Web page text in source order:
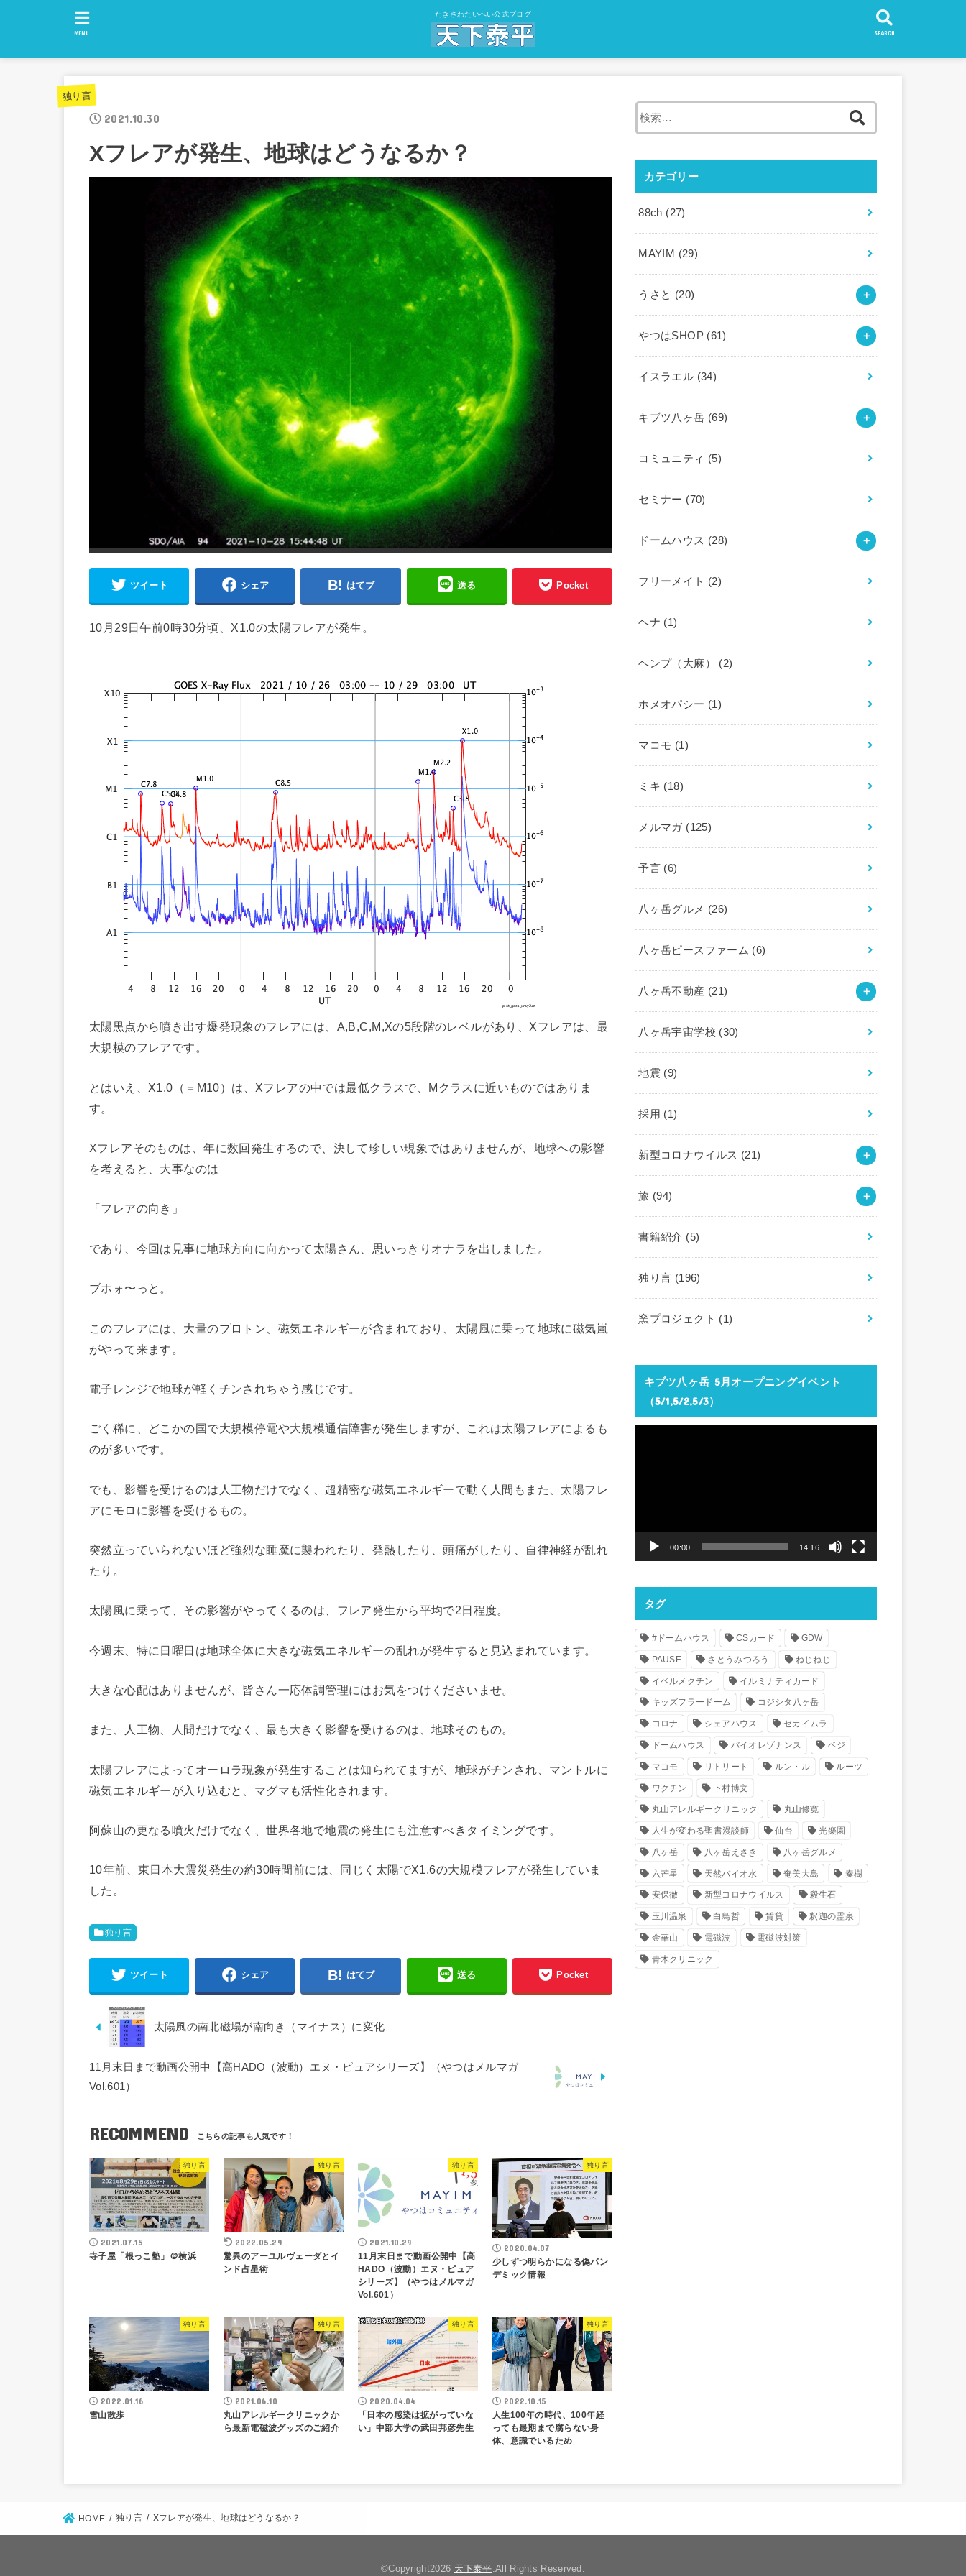
たきさわたいへい公式ブログ
SEARCH
MENU
独り言
2021.10.30
Xフレアが発生、地球はどうなるか？
ツイート シェア はてブ 送る Pocket
10月29日午前0時30分頃、X1.0の太陽フレアが発生。
太陽黒点から噴き出す爆発現象のフレアには、A,B,C,M,Xの5段階のレベルがあり、Xフレアは、最
大規模のフレアです。
とはいえ、X1.0（＝M10）は、Xフレアの中では最低クラスで、Mクラスに近いものではありま
す。
Xフレアそのものは、年に数回発生するので、決して珍しい現象ではありませんが、地球への影響
を考えると、大事なのは
「フレアの向き」
であり、今回は見事に地球方向に向かって太陽さん、思いっきりオナラを出しました。
ブホォ〜っと。
このフレアには、大量のプロトン、磁気エネルギーが含まれており、太陽風に乗って地球に磁気嵐
がやって来ます。
電子レンジで地球が軽くチンされちゃう感じです。
ごく稀に、どこかの国で大規模停電や大規模通信障害が発生しますが、これは太陽フレアによるも
のが多いです。
でも、影響を受けるのは人工物だけでなく、超精密な磁気エネルギーで動く人間もまた、太陽フレ
アにモロに影響を受けるもの。
突然立っていられないほど強烈な睡魔に襲われたり、発熱したり、頭痛がしたり、自律神経が乱れ
たり。
太陽風に乗って、その影響がやってくるのは、フレア発生から平均で2日程度。
今週末、特に日曜日は地球全体に大きな磁気エネルギーの乱れが発生すると見込まれています。
大きな心配はありませんが、皆さん一応体調管理にはお気をつけくださいませ。
また、人工物、人間だけでなく、最も大きく影響を受けるのは、地球そのもの。
太陽フレアによってオーロラ現象が発生することは知られてますが、地球がチンされ、マントルに
磁気エネルギーが入り込むと、マグマも活性化されます。
阿蘇山の更なる噴火だけでなく、世界各地で地震の発生にも注意すべきタイミングです。
10年前、東日本大震災発生の約30時間前には、同じく太陽でX1.6の大規模フレアが発生していま
した。
独り言
ツイート シェア はてブ 送る Pocket
太陽風の南北磁場が南向き（マイナス）に変化
11月末日まで動画公開中【高HADO（波動）エヌ・ピュアシリーズ】（やつはメルマガ
Vol.601）
RECOMMEND
独り言
2021.07.15
寺子屋「根っこ塾」＠横浜
独り言
2022.05.29
驚異のアーユルヴェーダとイ
ンド占星術
独り言
2021.10.29
11月末日まで動画公開中【高
HADO（波動）エヌ・ピュア
シリーズ】（やつはメルマガ
Vol.601）
独り言
2020.04.07
少しずつ明らかになる偽パン
デミック情報
独り言
2022.01.16
雪山散歩
独り言
2021.06.10
丸山アレルギークリニックか
ら最新電磁波グッズのご紹介
独り言
2020.04.04
「日本の感染は拡がっていな
い」中部大学の武田邦彦先生
独り言
2022.10.15
人生100年の時代、100年経
っても最期まで腐らない身
体、意識でいるため
カテゴリー
88ch (27)
MAYIM (29)
うさと (20)
やつはSHOP (61)
イスラエル (34)
キブツ八ヶ岳 (69)
コミュニティ (5)
セミナー (70)
ドームハウス (28)
フリーメイト (2)
ヘナ (1)
ヘンプ（大麻） (2)
ホメオパシー (1)
マコモ (1)
ミキ (18)
メルマガ (125)
予言 (6)
八ヶ岳グルメ (26)
八ヶ岳ピースファーム (6)
八ヶ岳不動産 (21)
八ヶ岳宇宙学校 (30)
地震 (9)
採用 (1)
新型コロナウイルス (21)
旅 (94)
書籍紹介 (5)
独り言 (196)
窯プロジェクト (1)
キブツ八ヶ岳 5月オープニングイベント
（5/1,5/2,5/3）
ヤ
00:00 14:16
タグ
#ドームハウス CSカード GDW
PAUSE さとうみつろう ねじねじ
イベルメクチン イルミナティカード
キッズフラードーム コジシタ八ヶ岳
コロナ シェアハウス セカイムラ
ドームハウス バイオレゾナンス ベジ
マコモ リトリート ルン・ル ルーツ
ワクチン 下村博文
丸山アレルギークリニック 丸山修寛
人生が変わる聖書漫談師 仙台 光楽園
八ヶ岳 八ヶ岳えさき 八ヶ岳グルメ
六芒星 天然バイオ水 奄美大島 奏樹
安保徹 新型コロナウイルス 殺生石
玉川温泉 白鳥哲 賃貸 釈迦の霊泉
金華山 電磁波 電磁波対策
青木クリニック
HOME 独り言 Xフレアが発生、地球はどうなるか？
©Copyright2026 天下泰平 .All Rights Reserved.